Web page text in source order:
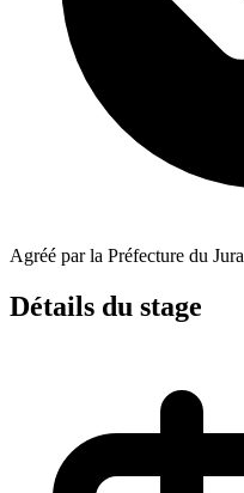
Agréé par la Préfecture du Jura
Détails du stage